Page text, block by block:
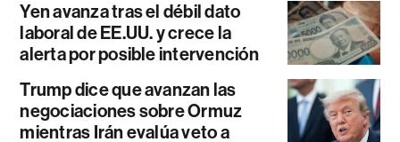
Yen avanza tras el débil dato
laboral de EE.UU. y crece la
alerta por posible intervención
Trump dice que avanzan las
negociaciones sobre Ormuz
mientras Irán evalúa veto a